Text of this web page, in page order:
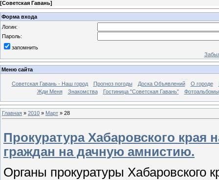
[Советская Гавань]
Форма входа
Логин:
Пароль:
запомнить
Меню сайта
Советская Гавань - Наш город Прогноз погоды Доска Объявлений О городе
Жди Меня
Знакомства Гостиница "Советская Гавань" Фотоальбомы
Главная » 2010 » Март » 28
Прокуратура Хабаровского края
граждан на дачную амнистию.
Органы прокуратуры Хабаровского